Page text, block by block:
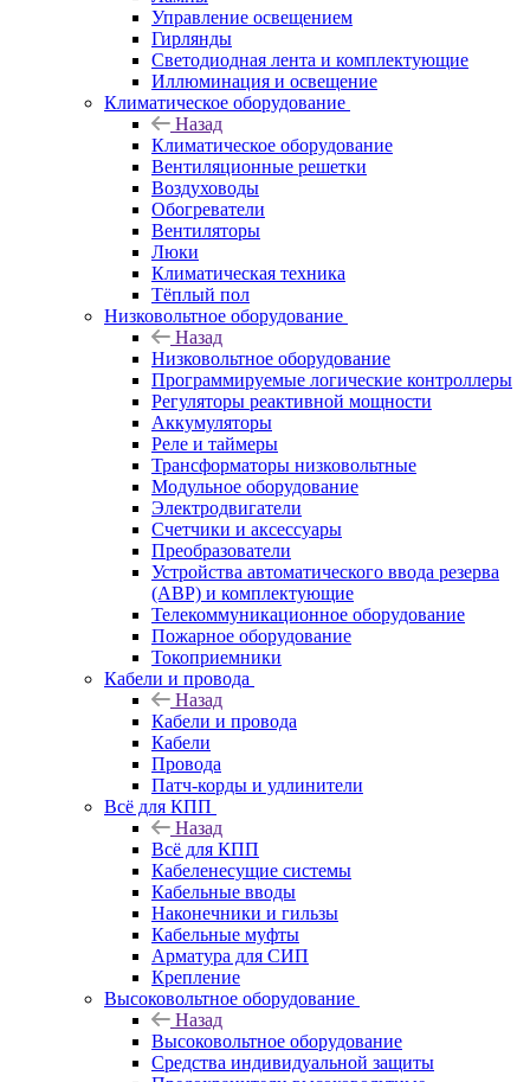
Управление освещением
Гирлянды
Светодиодная лента и комплектующие
Иллюминация и освещение
Климатическое оборудование
Назад
Климатическое оборудование
Вентиляционные решетки
Воздуховоды
Обогреватели
Вентиляторы
Люки
Климатическая техника
Тёплый пол
Низковольтное оборудование
Назад
Низковольтное оборудование
Программируемые логические контроллеры
Регуляторы реактивной мощности
Аккумуляторы
Реле и таймеры
Трансформаторы низковольтные
Модульное оборудование
Электродвигатели
Счетчики и аксессуары
Преобразователи
Устройства автоматического ввода резерва
(АВР) и комплектующие
Телекоммуникационное оборудование
Пожарное оборудование
Токоприемники
Кабели и провода
Назад
Кабели и провода
Кабели
Провода
Патч-корды и удлинители
Всё для КПП
Назад
Всё для КПП
Кабеленесущие системы
Кабельные вводы
Наконечники и гильзы
Кабельные муфты
Арматура для СИП
Крепление
Высоковольтное оборудование
Назад
Высоковольтное оборудование
Средства индивидуальной защиты